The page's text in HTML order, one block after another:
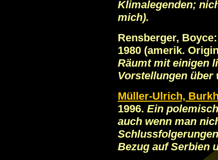
Klimalegenden;
mich).
Rensberger,
1980 (amerik.
Räumt mit einigen
Vorstellungen über
Müller-Ulrich,
1996. Ein
auch wenn man
Bezug auf Serbien